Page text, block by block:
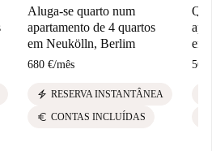
Aluga-se quarto num
apartamento de 4 quartos
em Neukölln, Berlim
680 €/mês
electric_bolt RESERVA INSTANTÂNEA
euro CONTAS INCLUÍDAS
em
560